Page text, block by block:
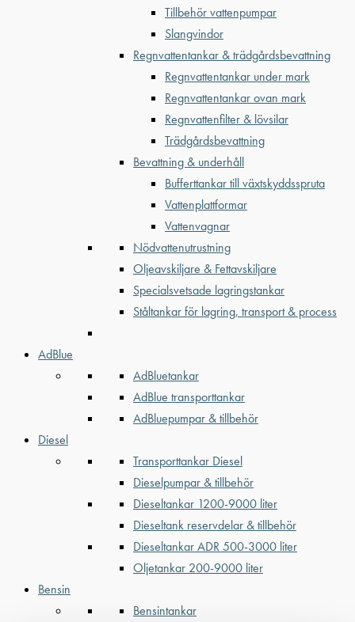
Tillbehör vattenpumpar
Slangvindor
Regnvattentankar & trädgårdsbevattning
Regnvattentankar under mark
Regnvattentankar ovan mark
Regnvattenfilter & lövsilar
Trädgårdsbevattning
Bevattning & underhåll
Bufferttankar till växtskyddsspruta
Vattenplattformar
Vattenvagnar
Nödvattenutrustning
Oljeavskiljare & Fettavskiljare
Specialsvetsade lagringstankar
Ståltankar för lagring, transport & process
AdBlue
AdBluetankar
AdBlue transporttankar
AdBluepumpar & tillbehör
Diesel
Transporttankar Diesel
Dieselpumpar & tillbehör
Dieseltankar 1200-9000 liter
Dieseltank reservdelar & tillbehör
Dieseltankar ADR 500-3000 liter
Oljetankar 200-9000 liter
Bensin
Bensintankar